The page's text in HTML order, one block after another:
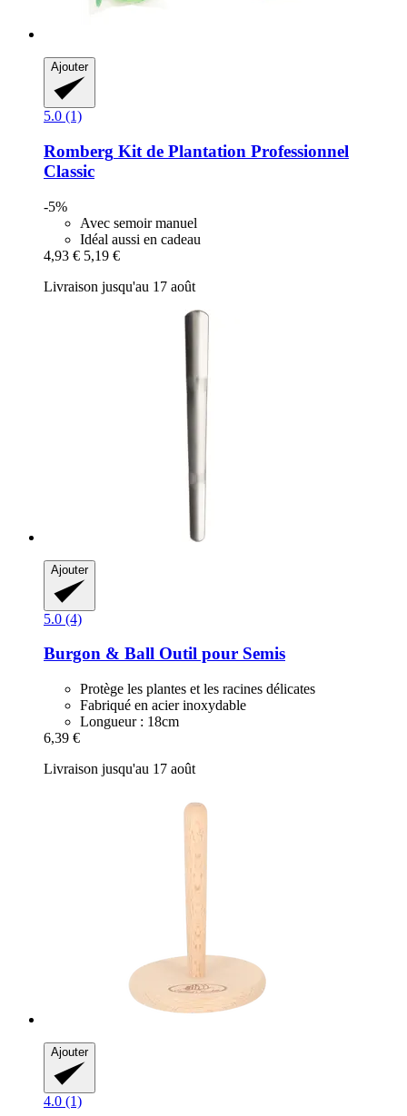
Ajouter
5.0 (1)
Romberg Kit de Plantation Professionnel
Classic
-5%
Avec semoir manuel
Idéal aussi en cadeau
4,93 € 5,19 €
Livraison jusqu'au 17 août
Ajouter
5.0 (4)
Burgon & Ball Outil pour Semis
Protège les plantes et les racines délicates
Fabriqué en acier inoxydable
Longueur : 18cm
6,39 €
Livraison jusqu'au 17 août
Ajouter
4.0 (1)